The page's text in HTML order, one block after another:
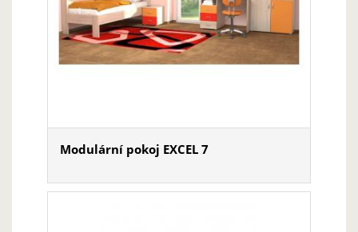
Modulární pokoj EXCEL 7